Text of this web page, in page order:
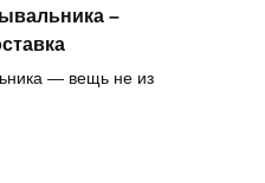
–
— вещь не из